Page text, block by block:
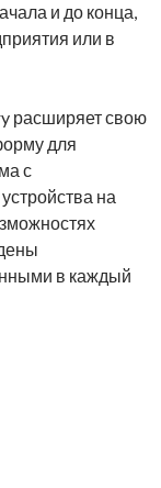
и до конца,
или в
расширяет свою
для
с
на
в каждый
Good